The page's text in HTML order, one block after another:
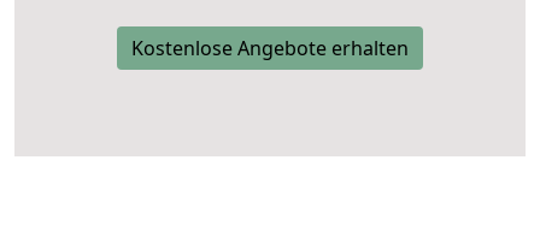
Kostenlose Angebote erhalten